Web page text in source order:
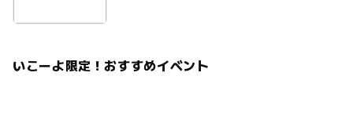
いこーよ限定！おすすめイベント